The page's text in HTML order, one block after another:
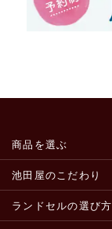
商品を選ぶ
池田屋のこだわり
ランドセルの選び方